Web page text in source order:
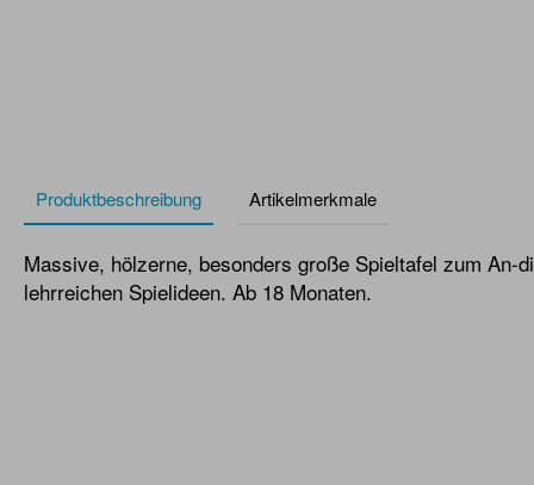
Produktbeschreibung Artikelmerkmale
Massive, hölzerne, besonders große Spieltafel zum An-
lehrreichen Spielideen. Ab 18 Monaten.